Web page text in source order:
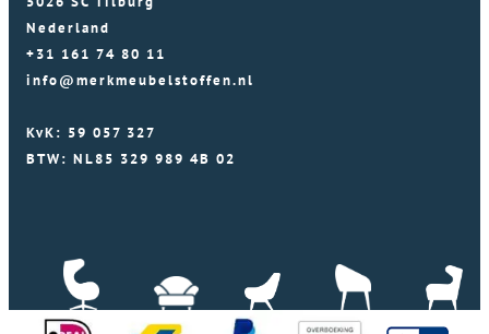
Nederland
+31 161 74 80 11
info@merkmeubelstoffen.nl
KvK: 59 057 327
BTW: NL85 329 989 4B 02